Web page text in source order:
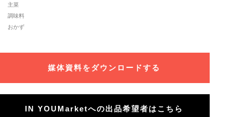
主菜
調味料
おかず
媒体資料をダウンロードする
IN YOUMarketへの出品希望者はこちら